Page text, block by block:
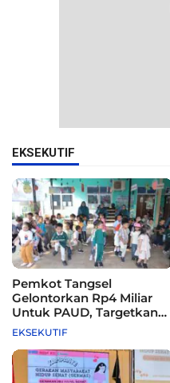
EKSEKUTIF
Pemkot Tangsel
Gelontorkan Rp4 Miliar
Untuk PAUD, Targetkan
115 Sekolah
EKSEKUTIF